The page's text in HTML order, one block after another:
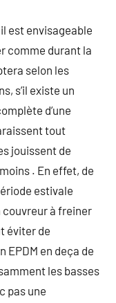
il est envisageable
comme durant la
selon les
s’il existe un
d’une
tout
jouissent de
. En effet, de
estivale
à freiner
éviter de
EPDM en deça de
les basses
pas une